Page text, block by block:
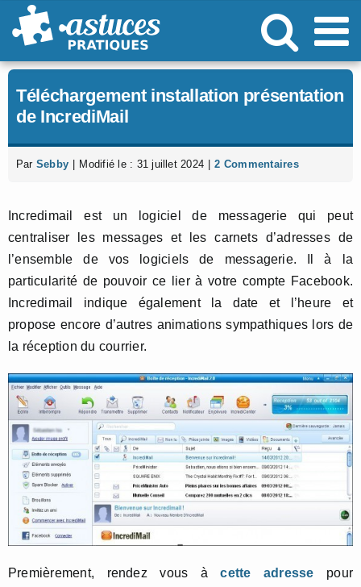
Passer
au
Téléchargement installation présentation
de IncrediMail
Par Sebby Modifié le : 31 juillet 2024 2 Commentaires
Incredimail est un logiciel de messagerie qui peut
centraliser les messages et les carnets d’adresses de
l’ensemble de vos logiciels de messagerie. Il à la
particularité de pouvoir ce lier à votre compte Facebook.
Incredimail indique également la date et l’heure et
propose encore d’autres animations sympathiques lors de
la réception du courrier.
Premièrement, rendez vous àcette adresse pour